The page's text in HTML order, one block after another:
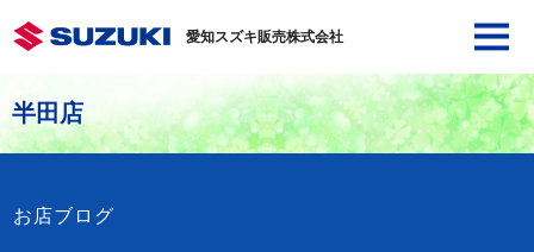
愛知スズキ販売株式会社
半田店
お店ブログ